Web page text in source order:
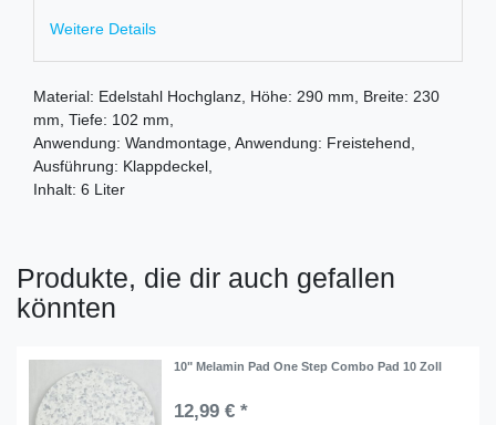
Weitere Details
Material: Edelstahl Hochglanz, Höhe: 290 mm, Breite: 230
mm, Tiefe: 102 mm,
Anwendung: Wandmontage, Anwendung: Freistehend,
Ausführung: Klappdeckel,
Inhalt: 6 Liter
Produkte, die dir auch gefallen
könnten
10" Melamin Pad One Step Combo Pad 10 Zoll
12,99 € *